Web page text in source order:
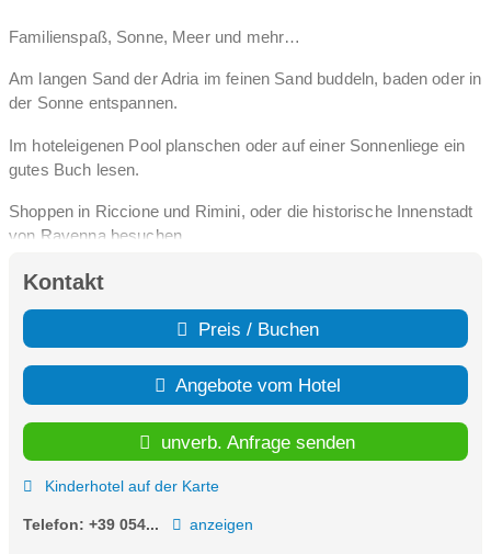
Familienspaß, Sonne, Meer und mehr…
Am langen Sand der Adria im feinen Sand buddeln, baden oder in
der Sonne entspannen.
Im hoteleigenen Pool planschen oder auf einer Sonnenliege ein
gutes Buch lesen.
Shoppen in Riccione und Rimini, oder die historische Innenstadt
von Ravenna besuchen.
Wasserrutschen im Aquafan hinabsausen oder Haie, Rochen,
Im Hotel-Restaurant Pizza, Pasta, Gelato und frische Fisch-
Spezialitäten der Emilia Romagna genießen.
Nach einem Urlaubstag voller Erlebnisse in den geräumigen
Familienzimmern gut ausschlafen und sich auf den nächsten
Morgen freuen…
einem leckeren Cappuccino auf zu neuen Erlebnissen!
Kontakt
Preis / Buchen
Angebote vom Hotel
unverb. Anfrage senden
Kinderhotel auf der Karte
Telefon: +39 054... anzeigen